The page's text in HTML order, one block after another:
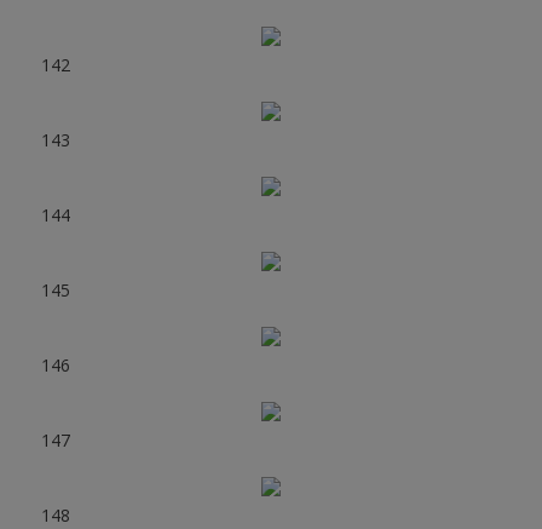
142
143
144
145
146
147
148